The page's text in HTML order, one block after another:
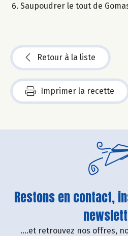
Saupoudrer le tout de
Retour à la liste
Imprimer la recette
Restons en contact,
....et retrouvez nos offres,